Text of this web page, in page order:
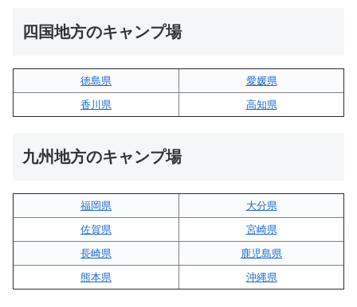
四国地方のキャンプ場
徳島県
愛媛県
香川県
高知県
九州地方のキャンプ場
福岡県
大分県
佐賀県
宮崎県
長崎県
鹿児島県
熊本県
沖縄県